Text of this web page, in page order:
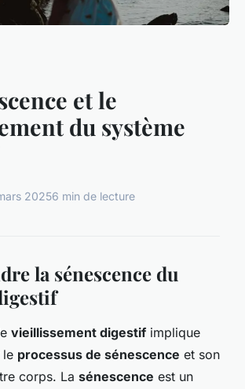
et le
du système
20256 min de lecture
la sénescence du
vieillissement digestif implique
le processus de sénescence et son
corps. La sénescence est un